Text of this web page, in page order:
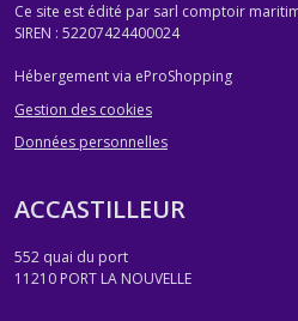
Ce site est édité par sarl comptoir
SIREN : 52207424400024
Hébergement via eProShopping
Gestion des cookies
Données personnelles
ACCASTILLEUR
552 quai du port
11210 PORT LA NOUVELLE